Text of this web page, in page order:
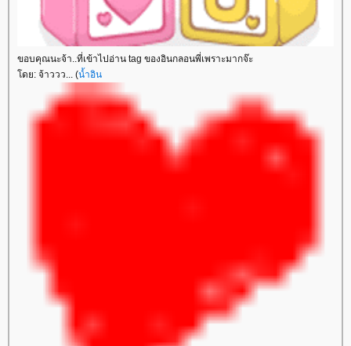
ขอบคุณนะจ้า..ที่เข้าไปอ่าน tag ของอินกลอนพี่เพราะมากจ๊ะ
ดย: จ้าววว... (น้ำอิน